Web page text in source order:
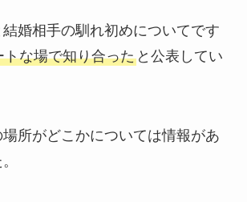
婚相手の馴れ初めについてです
トな場で知り合ったと公表してい
所がどこかについては情報があ